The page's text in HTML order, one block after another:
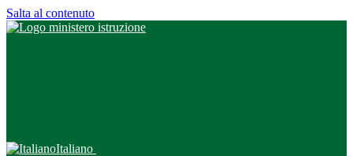
Salta al contenuto
Italiano